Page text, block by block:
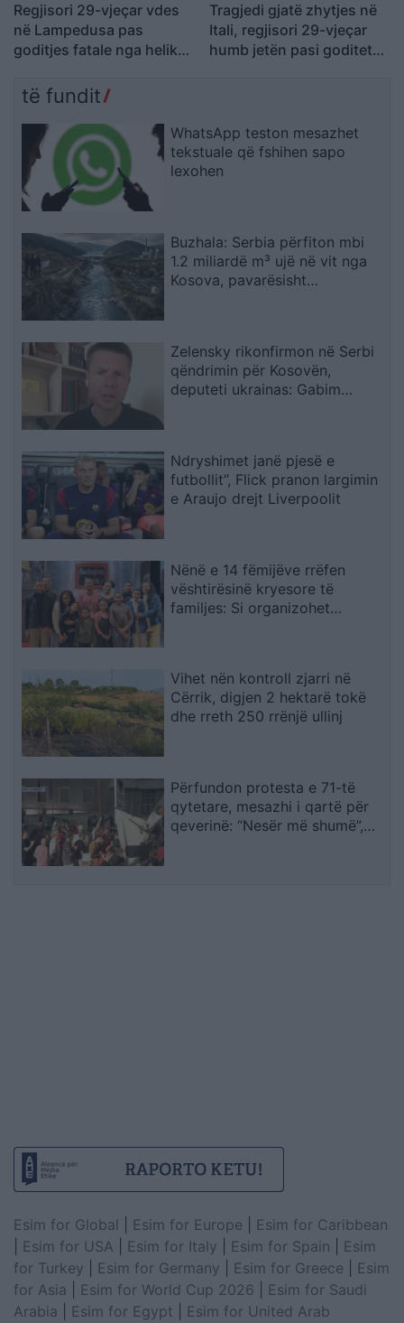
Regjisori 29-vjeçar vdes
në Lampedusa pas
goditjes fatale nga helikat
zhytjes
Tragjedi gjatë zhytjes në
Itali, regjisori 29-vjeçar
humb jetën pasi goditet
të fundit
WhatsApp teston mesazhet
tekstuale që fshihen sapo
lexohen
Buzhala: Serbia përfiton mbi
1.2 miliardë m³ ujë në vit nga
Kosova, pavarësisht
Zelensky rikonfirmon në Serbi
qëndrimin për Kosovën,
deputeti ukrainas: Gabim
Ndryshimet janë pjesë e
futbollit”, Flick pranon largimin
e Araujo drejt Liverpoolit
Nënë e 14 fëmijëve rrëfen
vështirësinë kryesore të
familjes: Si organizohet
Vihet nën kontroll zjarri në
Cërrik, digjen 2 hektarë tokë
dhe rreth 250 rrënjë ullinj
Përfundon protesta e 71-të
qytetare, mesazhi i qartë për
qeverinë: “Nesër më shumë”,
Esim for Global Esim for Europe
Esim for Caribbean
Esim for USA Esim for Italy Esim for Spain
Esim
for Turkey
Esim for Germany Esim for Greece
Esim
for Asia
Esim for World Cup 2026
Esim for Saudi
Arabia
Esim for Egypt
Esim for United Arab